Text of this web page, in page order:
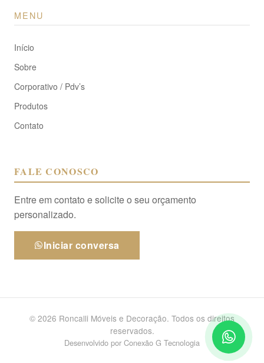
MENU
Início
Sobre
Corporativo / Pdv’s
Produtos
Contato
FALE CONOSCO
Entre em contato e solicite o seu orçamento
personalizado.
Iniciar conversa
© 2026 Roncalli Móveis e Decoração. Todos os direitos
reservados.
Desenvolvido por Conexão G Tecnologia